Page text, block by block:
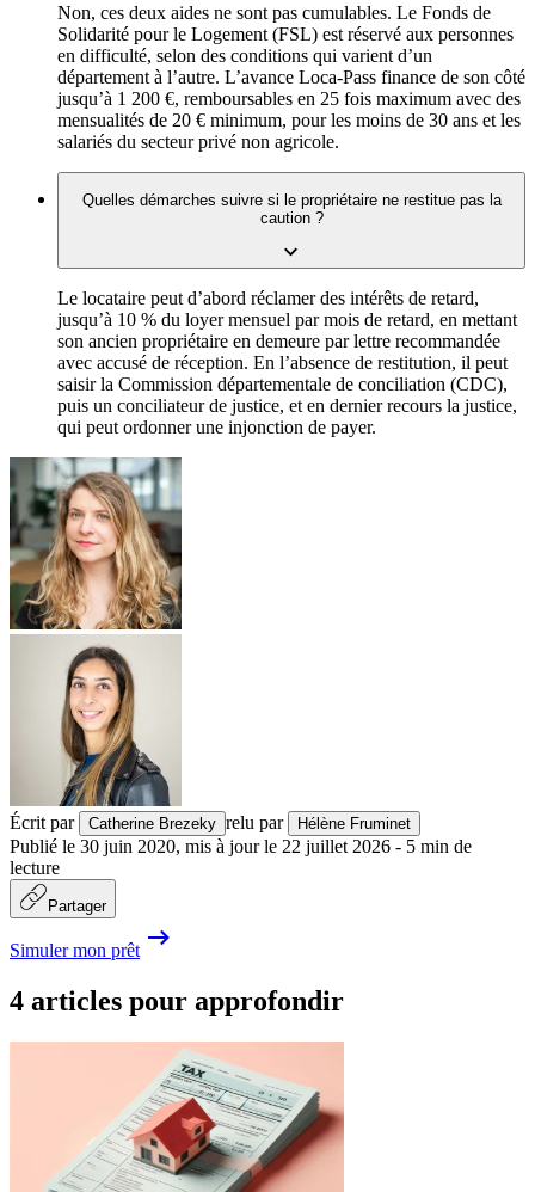
Non, ces deux aides ne sont pas cumulables. Le Fonds de
Solidarité pour le Logement (FSL) est réservé aux personnes
en difficulté, selon des conditions qui varient d’un
département à l’autre. L’avance Loca-Pass finance de son côté
jusqu’à 1 200 €, remboursables en 25 fois maximum avec des
mensualités de 20 € minimum, pour les moins de 30 ans et les
salariés du secteur privé non agricole.
Quelles démarches suivre si le propriétaire ne restitue pas la
caution ?
Le locataire peut d’abord réclamer des intérêts de retard,
jusqu’à 10 % du loyer mensuel par mois de retard, en mettant
son ancien propriétaire en demeure par lettre recommandée
avec accusé de réception. En l’absence de restitution, il peut
saisir la Commission départementale de conciliation (CDC),
puis un conciliateur de justice, et en dernier recours la justice,
qui peut ordonner une injonction de payer.
Écrit par Catherine Brezeky relu par Hélène Fruminet
Publié le 30 juin 2020, mis à jour le 22 juillet 2026 - 5 min de
lecture
Partager
Simuler mon prêt
4 articles pour approfondir